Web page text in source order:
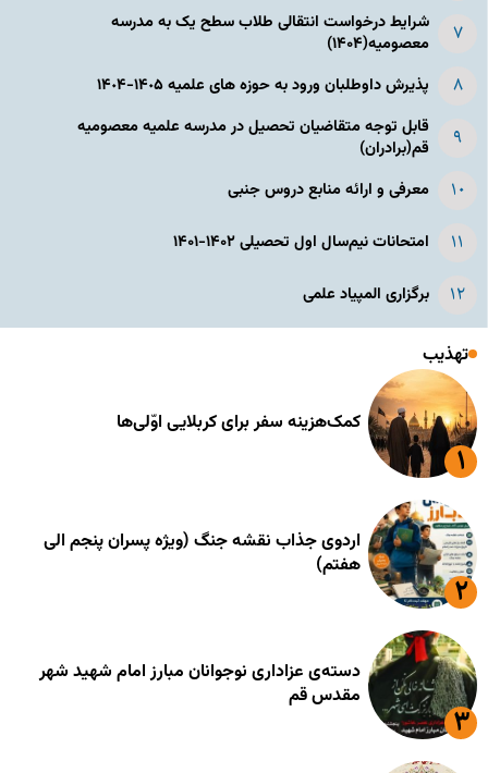
شرایط درخواست انتقالی طلاب سطح یک به مدرسه
معصومیه(۱۴۰۴)
پذیرش داوطلبان ورود به حوزه های علمیه ١۴٠۵-١۴٠۴
قابل توجه متقاضیان تحصیل در مدرسه علمیه معصومیه
قم(برادران)
معرفی و ارائه منابع دروس جنبی
امتحانات نیم‌سال اول تحصیلی ۱۴۰۲-۱۴۰۱
برگزاری المپیاد علمی
تهذیب
کمک‌هزینه سفر برای کربلایی اوّلی‌ها
اردوی جذاب نقشه جنگ (ویژه پسران پنجم الی
هفتم)
دسته‌ی عزاداری نوجوانان مبارز امام شهید شهر
مقدس قم